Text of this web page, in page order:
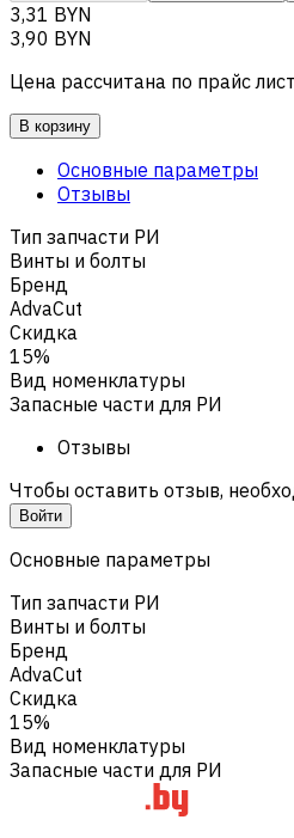
3,31 BYN
3,90 BYN
Цена рассчитана по прайс
В корзину
Основные параметры
Отзывы
Тип запчасти РИ
Винты и болты
Бренд
AdvaCut
Скидка
15%
Вид номенклатуры
Запасные части для РИ
Отзывы
Чтобы оставить отзыв,
Войти
Основные параметры
Тип запчасти РИ
Винты и болты
Бренд
AdvaCut
Скидка
15%
Вид номенклатуры
Запасные части для РИ